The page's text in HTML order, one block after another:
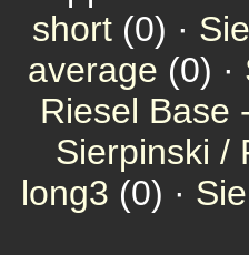
short (0) ·
average (0) ·
Riesel Base
Sierpinski /
long3 (0) ·